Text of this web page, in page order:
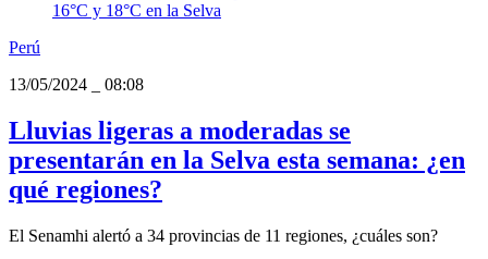
Perú
13/05/2024
08:08
Lluvias ligeras a moderadas se
presentarán en la Selva esta semana: ¿en
qué regiones?
El Senamhi alertó a 34 provincias de 11 regiones, ¿cuáles son?